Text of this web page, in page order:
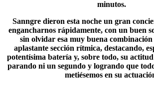
minutos.
Sanngredieron esta noche un gran
engancharnos rápidamente, con un buen
sin olvidar esa muy buena combinación
aplastante sección rítmica, destacando,
potentísima batería y, sobre todo, su
parando ni un segundo y logrando que
metiésemos en su